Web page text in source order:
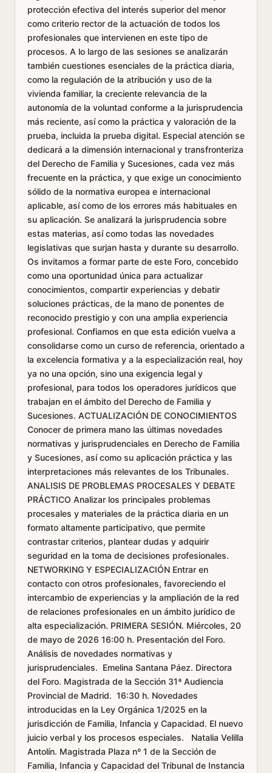
protección efectiva del interés superior del menor
como criterio rector de la actuación de todos los
profesionales que intervienen en este tipo de
procesos. A lo largo de las sesiones se analizarán
también cuestiones esenciales de la práctica diaria,
como la regulación de la atribución y uso de la
vivienda familiar, la creciente relevancia de la
autonomía de la voluntad conforme a la jurisprudencia
más reciente, así como la práctica y valoración de la
prueba, incluida la prueba digital. Especial atención se
dedicará a la dimensión internacional y transfronteriza
del Derecho de Familia y Sucesiones, cada vez más
frecuente en la práctica, y que exige un conocimiento
sólido de la normativa europea e internacional
aplicable, así como de los errores más habituales en
su aplicación. Se analizará la jurisprudencia sobre
estas materias, así como todas las novedades
legislativas que surjan hasta y durante su desarrollo.
Os invitamos a formar parte de este Foro, concebido
como una oportunidad única para actualizar
conocimientos, compartir experiencias y debatir
soluciones prácticas, de la mano de ponentes de
reconocido prestigio y con una amplia experiencia
profesional. Confiamos en que esta edición vuelva a
consolidarse como un curso de referencia, orientado a
la excelencia formativa y a la especialización real, hoy
ya no una opción, sino una exigencia legal y
profesional, para todos los operadores jurídicos que
trabajan en el ámbito del Derecho de Familia y
Sucesiones. ACTUALIZACIÓN DE CONOCIMIENTOS
Conocer de primera mano las últimas novedades
normativas y jurisprudenciales en Derecho de Familia
y Sucesiones, así como su aplicación práctica y las
interpretaciones más relevantes de los Tribunales.
ANALISIS DE PROBLEMAS PROCESALES Y DEBATE
PRÁCTICO Analizar los principales problemas
procesales y materiales de la práctica diaria en un
formato altamente participativo, que permite
contrastar criterios, plantear dudas y adquirir
seguridad en la toma de decisiones profesionales.
NETWORKING Y ESPECIALIZACIÓN Entrar en
contacto con otros profesionales, favoreciendo el
intercambio de experiencias y la ampliación de la red
de relaciones profesionales en un ámbito jurídico de
alta especialización. PRIMERA SESIÓN. Miércoles, 20
de mayo de 2026 16:00 h. Presentación del Foro.
Análisis de novedades normativas y
jurisprudenciales. Emelina Santana Páez. Directora
del Foro. Magistrada de la Sección 31ª Audiencia
Provincial de Madrid. 16:30 h. Novedades
introducidas en la Ley Orgánica 1/2025 en la
jurisdicción de Familia, Infancia y Capacidad. El nuevo
juicio verbal y los procesos especiales. Natalia Velilla
Antolín. Magistrada Plaza nº 1 de la Sección de
Familia, Infancia y Capacidad del Tribunal de Instancia